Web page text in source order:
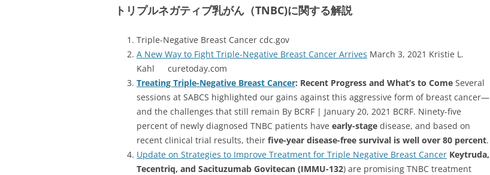
トリプルネガティブ乳がん（TNBC)に関する解説
Triple-Negative Breast Cancer cdc.gov
A New Way to Fight Triple-Negative Breast Cancer Arrives March 3, 2021 Kristie L.
Kahl curetoday.com
Treating Triple-Negative Breast Cancer: Recent Progress and What’s to Come Several
sessions at SABCS highlighted our gains against this aggressive form of breast cancer—
and the challenges that still remain By BCRF | January 20, 2021 BCRF. Ninety-five
percent of newly diagnosed TNBC patients have early-stage disease, and based on
recent clinical trial results, their five-year disease-free survival is well over 80 percent.
Update on Strategies to Improve Treatment for Triple Negative Breast Cancer Keytruda,
Tecentriq, and Sacituzumab Govitecan (IMMU-132) are promising TNBC treatment